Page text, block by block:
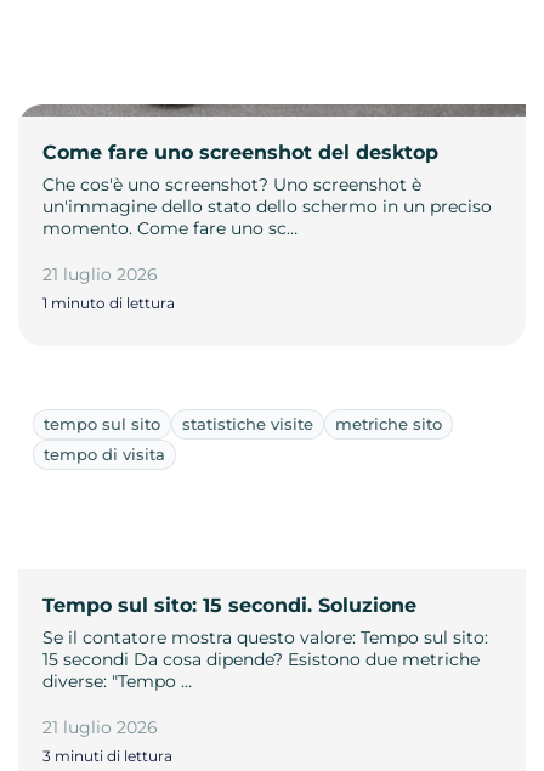
Come fare uno screenshot del desktop
Che cos'è uno screenshot? Uno screenshot è
un'immagine dello stato dello schermo in un preciso
momento. Come fare uno sc…
21 luglio 2026
1 minuto di lettura
tempo sul sito statistiche visite
metriche sito
tempo di visita
Tempo sul sito: 15 secondi. Soluzione
Se il contatore mostra questo valore: Tempo sul sito:
15 secondi Da cosa dipende? Esistono due metriche
diverse: "Tempo …
21 luglio 2026
3 minuti di lettura